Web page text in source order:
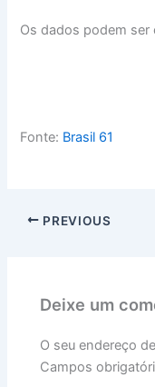
Os dados podem
Fonte: Brasil 61
PREVIOUS
Deixe um
O seu endereço
Campos